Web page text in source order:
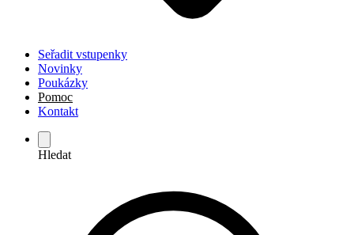
Seřadit vstupenky
Novinky
Poukázky
Pomoc
Kontakt
Hledat